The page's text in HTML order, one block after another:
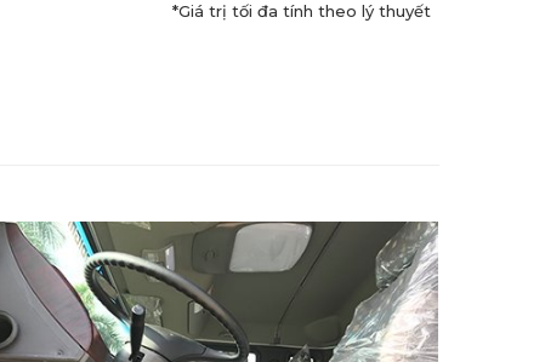
*Giá trị tối đa tính theo lý thuyết